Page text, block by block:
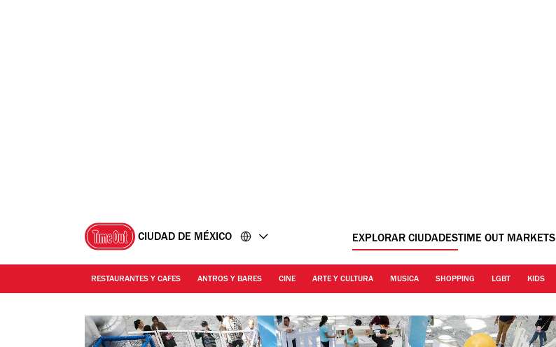
CIUDAD DE MÉXICO EXPLORAR CIUDADESTIME OUT MARKETS
RESTAURANTES Y CAFES ANTROS Y BARES CINE ARTE Y CULTURA MUSICA SHOPPING LGBT KIDS